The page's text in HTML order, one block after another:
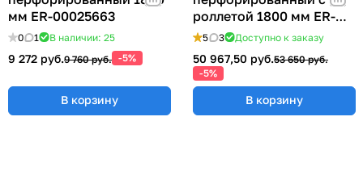
мм ER-00025663
0 1 В наличии: 25
9 272 руб.9 760 руб. -5%
В корзину
роллетой 1800 мм ER-
00020793
5 3 Доступно к заказу
50 967,50 руб.53 650 руб.
-5%
В корзину